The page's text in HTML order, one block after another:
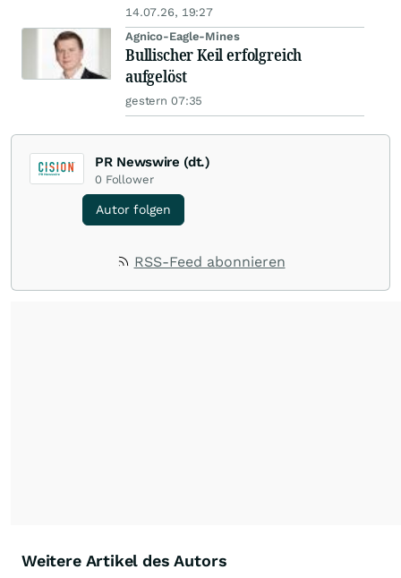
14.07.26, 19:27
Agnico-Eagle-Mines
Bullischer Keil erfolgreich
aufgelöst
gestern 07:35
PR Newswire (dt.)
0 Follower
Autor folgen
RSS-Feed abonnieren
Weitere Artikel des Autors